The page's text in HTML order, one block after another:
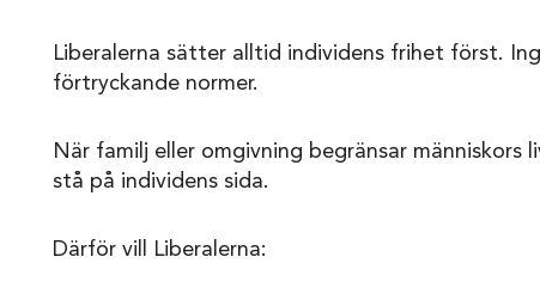
Liberalerna sätter alltid individens frihet först.
förtryckande normer.
När familj eller omgivning begränsar människors
stå på individens sida.
Därför vill Liberalerna: